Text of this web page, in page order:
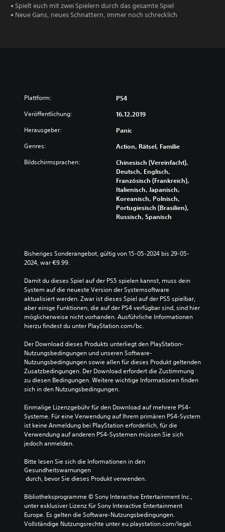
• Spielt euch mit zwei Spielern durch das gesamte Spiel
• Neue Gans, neues Schnattern, immer noch schrecklich
Plattform: PS4
Veröffentlichung: 16.12.2019
Herausgeber: Panic
Genres: Action, Rätsel, Familie
Bildschirmsprachen:
Chinesisch (Vereinfacht),
Deutsch, Englisch,
Französisch (Frankreich),
Italienisch, Japanisch,
Koreanisch, Polnisch,
Portugiesisch (Brasilien),
Russisch, Spanisch
Bisheriges Sonderangebot, gültig von 15-05-2024 bis 29-05-
2024, war €9.99.
Damit du dieses Spiel auf der PS5 spielen kannst, muss dein
System auf die neueste Version der Systemsoftware
aktualisiert werden. Zwar ist dieses Spiel auf der PS5 spielbar,
aber einige Funktionen, die auf der PS4 verfügbar sind, sind hier
möglicherweise nicht vorhanden. Ausführliche Informationen
hierzu findest du unter PlayStation.com/bc.
Der Download dieses Produkts unterliegt den PlayStation-
Nutzungsbedingungen und unseren Software-
Nutzungsbedingungen sowie allen für dieses Produkt geltenden
Zusatzbedingungen. Der Download erfordert die Zustimmung
zu diesen Bedingungen. Weitere wichtige Informationen finden
sich in den Nutzungsbedingungen.
Einmalige Lizenzgebühr für den Download auf mehrere PS4-
Systeme. Für eine Verwendung auf Ihrem primären PS4-System
ist keine Anmeldung bei PlayStation erforderlich, für die
Verwendung auf anderen PS4-Systemen müssen Sie sich
jedoch anmelden.
Bitte lesen Sie sich die Informationen in den
Gesundheitswarnungen
durch, bevor Sie dieses Produkt verwenden.
Bibliotheksprogramme © Sony Interactive Entertainment Inc.,
unter exklusiver Lizenz für Sony Interactive Entertainment
Europe. Es gelten die Software-Nutzungsbedingungen.
Vollständige Nutzungsrechte unter eu.playstation.com/legal.